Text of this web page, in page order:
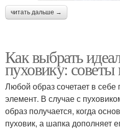
читать дальше →
Как выбрать
пуховику:
Любой образ сочетает в
элемент. В случае с
образ получается, когда
пуховик, а шапка дополняет